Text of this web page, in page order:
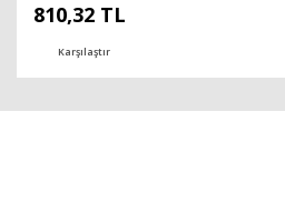
810,32 TL
Karşılaştır